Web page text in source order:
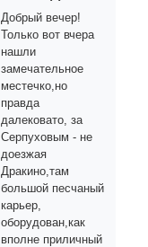
Добрый вечер!
Только вот вчера
нашли
замечательное
местечко,но
правда
далековато, за
Серпуховым - не
доезжая
Дракино,там
большой песчаный
карьер,
оборудован,как
вполне приличный